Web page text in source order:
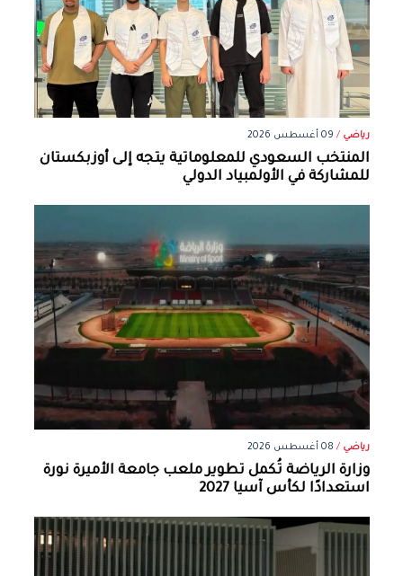
رياضي / 09 أغسطس 2026
المنتخب السعودي للمعلوماتية يتجه إلى أوزبكستان
للمشاركة في الأولمبياد الدولي
رياضي / 08 أغسطس 2026
وزارة الرياضة تُكمل تطوير ملعب جامعة الأميرة نورة
استعدادًا لكأس آسيا 2027